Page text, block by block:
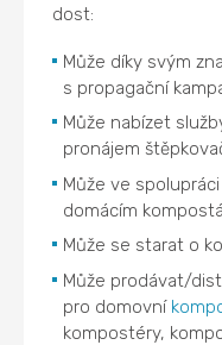
dost:
Může díky svým
s propagační
Může nabízet
pronájem
Může ve
domácím
Může se starat o
Může prodávat/
pro domovní
kompostéry,